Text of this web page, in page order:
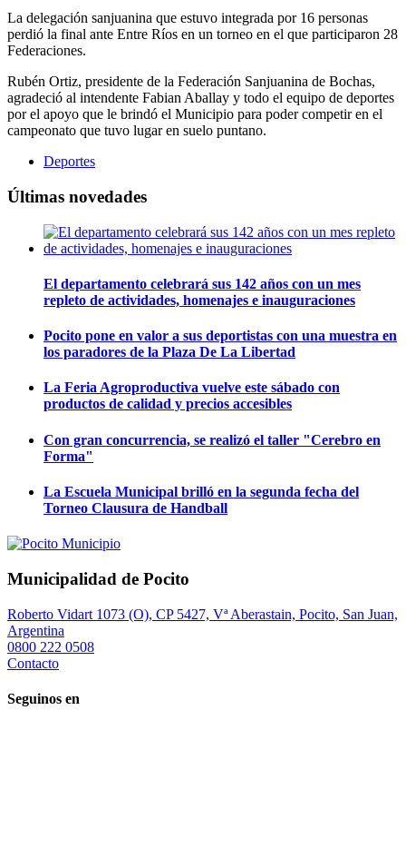
La delegación sanjuanina que estuvo integrada por 16 personas
perdió la final ante Entre Ríos en un torneo en el que participaron 28
Federaciones.
Rubén Ortiz, presidente de la Federación Sanjuanina de Bochas,
agradeció al intendente Fabian Aballay y todo el equipo de deportes
por el apoyo que le brindó el Municipio para poder competir en el
campeonato que tuvo lugar en suelo puntano.
Deportes
Últimas novedades
El departamento celebrará sus 142 años con un mes
repleto de actividades, homenajes e inauguraciones
Pocito pone en valor a sus deportistas con una muestra en
los paradores de la Plaza De La Libertad
La Feria Agroproductiva vuelve este sábado con
productos de calidad y precios accesibles
Con gran concurrencia, se realizó el taller "Cerebro en
Forma"
La Escuela Municipal brilló en la segunda fecha del
Torneo Clausura de Handball
Municipalidad de Pocito
Roberto Vidart 1073 (O), CP 5427, Vª Aberastain, Pocito, San Juan,
Argentina
0800 222 0508
Contacto
Seguinos en